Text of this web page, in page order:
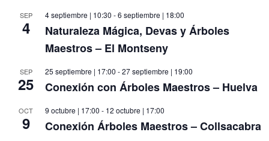
SEP
4
4 septiembre | 10:30 -6 septiembre | 18:00
Naturaleza Mágica, Devas y Árboles
Maestros – El Montseny
SEP
25
25 septiembre | 17:00 -27 septiembre | 19:00
Conexión con Árboles Maestros – Huelva
OCT
9
9 octubre | 17:00 - 12 octubre | 17:00
Conexión Árboles Maestros – Collsacabra